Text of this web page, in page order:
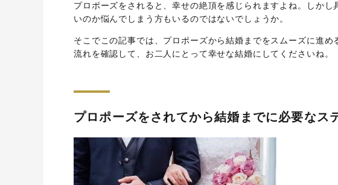
プロポーズをされると、幸せの絶頂を感じられますよね。しか
いのか悩んでしまう方もいるのではないでしょうか。
そこでこの記事では、プロポーズから結婚までをスムーズに進
流れを確認して、お二人にとって幸せな結婚にしてくださいね。
プロポーズをされてから結婚までに必要なス